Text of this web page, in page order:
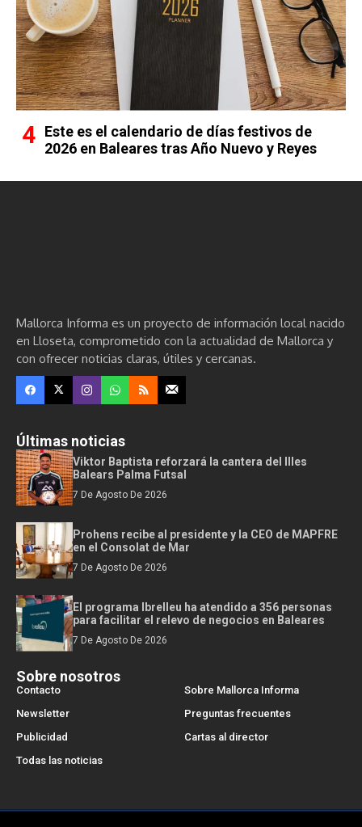
Este es el calendario de días festivos de
2026 en Baleares tras Año Nuevo y Reyes
Mallorca Informa es un proyecto de información local nacido
en Lloseta, comprometido con la actualidad de Mallorca y
con ofrecer noticias claras, útiles y cercanas.
Últimas noticias
Viktor Baptista reforzará la cantera del Illes
Balears Palma Futsal
7 De Agosto De 2026
Prohens recibe al presidente y la CEO de MAPFRE
en el Consolat de Mar
7 De Agosto De 2026
El programa Ibrelleu ha atendido a 356 personas
para facilitar el relevo de negocios en Baleares
7 De Agosto De 2026
Sobre nosotros
Contacto
Sobre Mallorca Informa
Newsletter
Preguntas frecuentes
Publicidad
Cartas al director
Todas las noticias